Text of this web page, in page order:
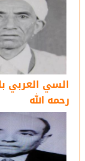
السي العربي
رحمه الله